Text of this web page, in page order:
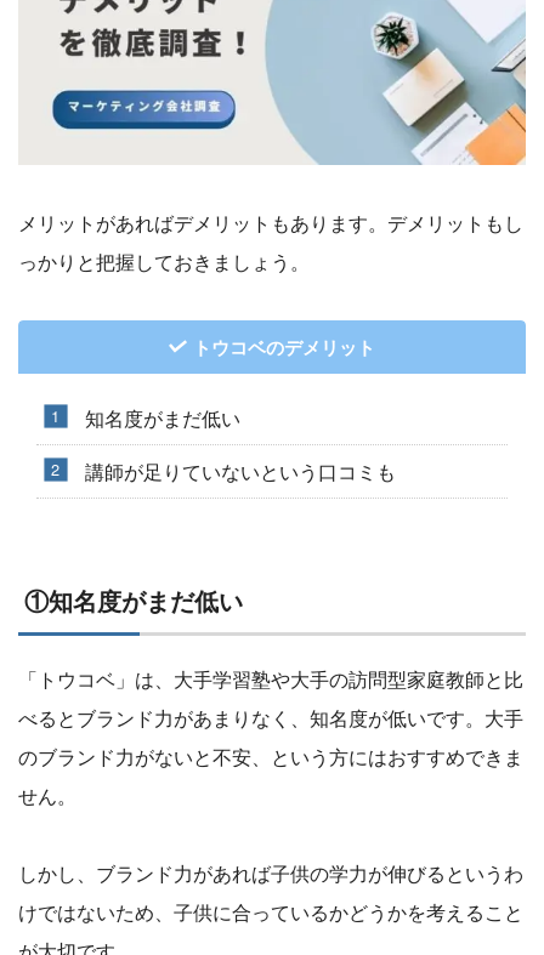
メリットがあればデメリットもあります。デメリットもし
っかりと把握しておきましょう。
トウコベのデメリット
知名度がまだ低い
講師が足りていないという口コミも
①知名度がまだ低い
「トウコベ」は、大手学習塾や大手の訪問型家庭教師と比
べるとブランド力があまりなく、知名度が低いです。大手
のブランド力がないと不安、という方にはおすすめできま
せん。
しかし、ブランド力があれば子供の学力が伸びるというわ
けではないため、子供に合っているかどうかを考えること